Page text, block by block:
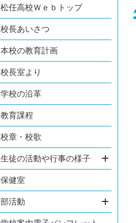
松任高校Ｗｅｂトップ
校長あいさつ
本校の教育計画
校長室より
学校の沿革
教育課程
校章・校歌
生徒の活動や行事の様子
保健室
部活動